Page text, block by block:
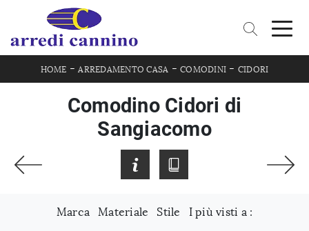
HOME -ARREDAMENTO CASA -COMODINI - CIDORI
Comodino Cidori di
Sangiacomo
Marca Materiale Stile I più visti a :